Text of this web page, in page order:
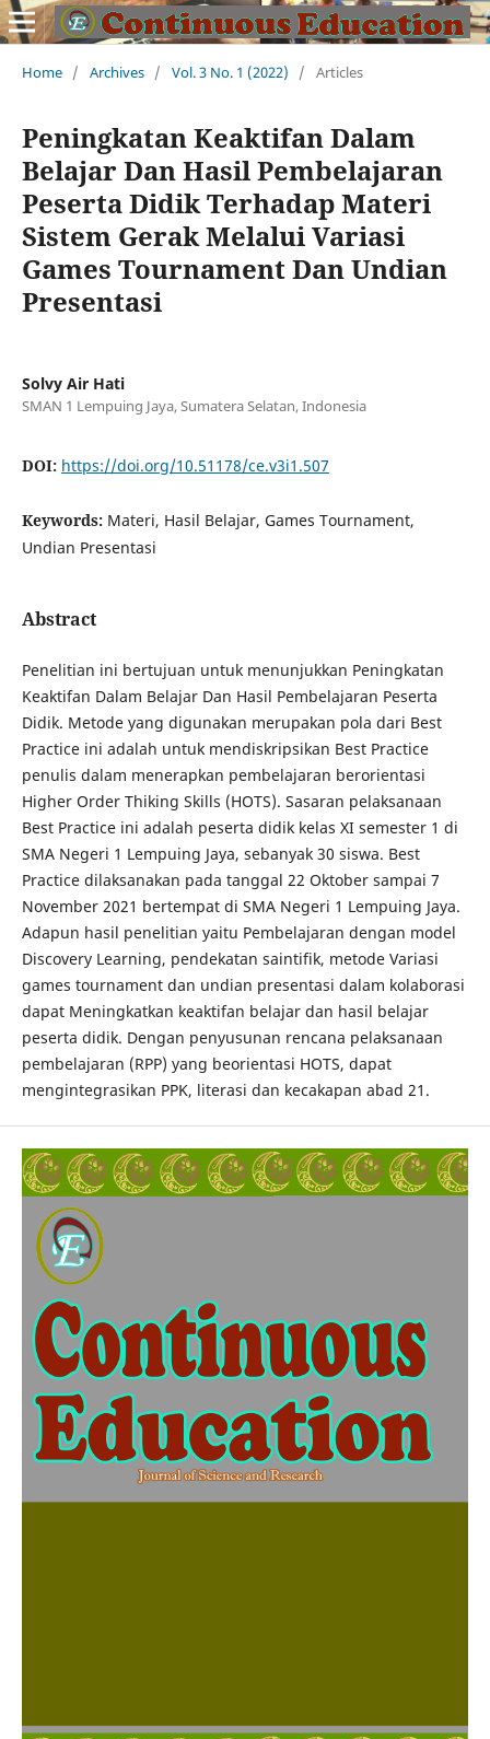
Home / Archives / Vol. 3 No. 1 (2022) / Articles
Peningkatan Keaktifan Dalam
Belajar Dan Hasil Pembelajaran
Peserta Didik Terhadap Materi
Sistem Gerak Melalui Variasi
Games Tournament Dan Undian
Presentasi
Solvy Air Hati
SMAN 1 Lempuing Jaya, Sumatera Selatan, Indonesia
DOI: https://doi.org/10.51178/ce.v3i1.507
Keywords: Materi, Hasil Belajar, Games Tournament,
Undian Presentasi
Abstract
Penelitian ini bertujuan untuk menunjukkan Peningkatan
Keaktifan Dalam Belajar Dan Hasil Pembelajaran Peserta
Didik. Metode yang digunakan merupakan pola dari Best
Practice ini adalah untuk mendiskripsikan Best Practice
penulis dalam menerapkan pembelajaran berorientasi
Higher Order Thiking Skills (HOTS). Sasaran pelaksanaan
Best Practice ini adalah peserta didik kelas XI semester 1 di
SMA Negeri 1 Lempuing Jaya, sebanyak 30 siswa. Best
Practice dilaksanakan pada tanggal 22 Oktober sampai 7
November 2021 bertempat di SMA Negeri 1 Lempuing Jaya.
Adapun hasil penelitian yaitu Pembelajaran dengan model
Discovery Learning, pendekatan saintifik, metode Variasi
games tournament dan undian presentasi dalam kolaborasi
dapat Meningkatkan keaktifan belajar dan hasil belajar
peserta didik. Dengan penyusunan rencana pelaksanaan
pembelajaran (RPP) yang beorientasi HOTS, dapat
mengintegrasikan PPK, literasi dan kecakapan abad 21.